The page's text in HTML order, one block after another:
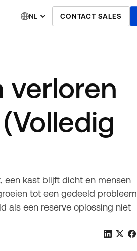
NL CONTACT SALES
verloren
een kast blijft dicht en mensen
tot een gedeeld probleem
als een reserve oplossing niet